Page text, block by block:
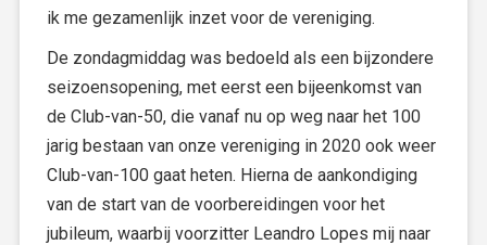
ik me gezamenlijk inzet voor de vereniging.
De zondagmiddag was bedoeld als een bijzondere
seizoensopening, met eerst een bijeenkomst van
de Club-van-50, die vanaf nu op weg naar het 100
jarig bestaan van onze vereniging in 2020 ook weer
Club-van-100 gaat heten. Hierna de aankondiging
van de start van de voorbereidingen voor het
jubileum, waarbij voorzitter Leandro Lopes mij naar